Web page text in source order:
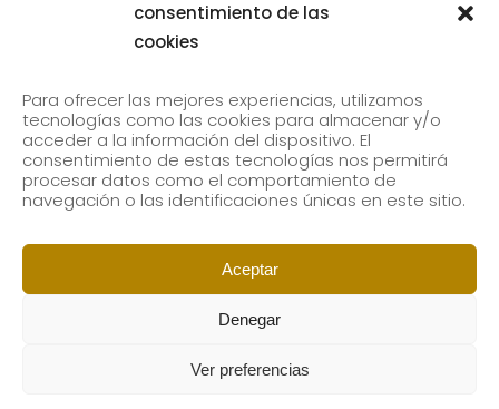
consentimiento de las
cookies
Para ofrecer las mejores experiencias, utilizamos
tecnologías como las cookies para almacenar y/o
acceder a la información del dispositivo. El
consentimiento de estas tecnologías nos permitirá
procesar datos como el comportamiento de
navegación o las identificaciones únicas en este sitio.
Aceptar
Denegar
Ver preferencias
Subscribe to our newsletter to receive our news by
email.